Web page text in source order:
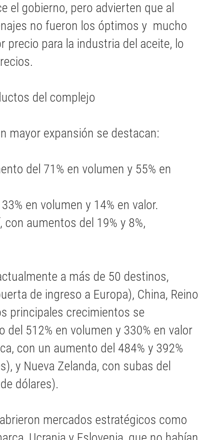
el gobierno, pero advierten que al
no fueron los óptimos y mucho
precio para la industria del aceite, lo
del complejo
mayor expansión se destacan:
del 71% en volumen y 55% en
en volumen y 14% en valor.
aumentos del 19% y 8%,
a más de 50 destinos,
de ingreso a Europa), China, Reino
principales crecimientos se
del 512% en volumen y 330% en valor
con un aumento del 484% y 392%
y Nueva Zelanda, con subas del
dólares).
mercados estratégicos como